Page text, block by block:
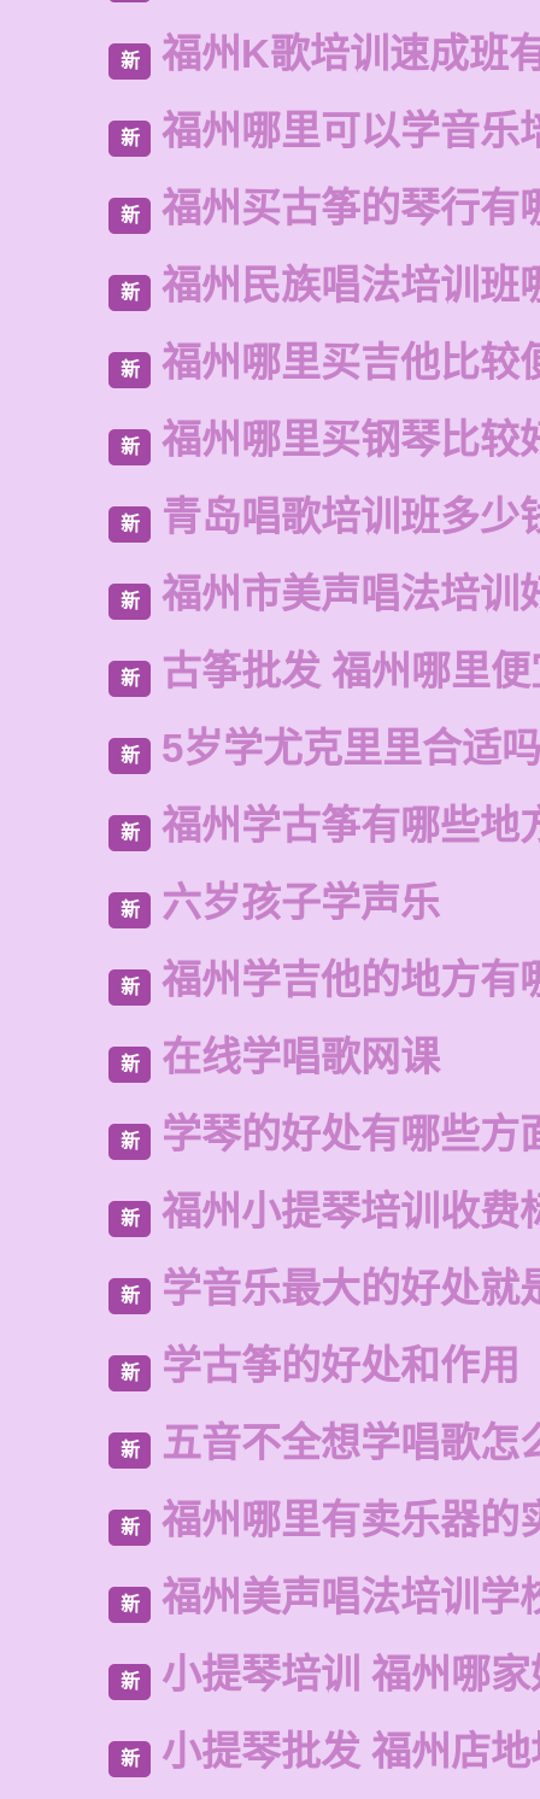
新 福州K歌培训速成班
新 福州哪里可以学音乐
新 福州买古筝的琴行有
新 福州民族唱法培训班
新 福州哪里买吉他比较
新 福州哪里买钢琴比较
新 青岛唱歌培训班多少
新 福州市美声唱法培训
新 古筝批发 福州哪里
新 5岁学尤克里里合适吗
新 福州学古筝有哪些地
新 六岁孩子学声乐
新 福州学吉他的地方有
新 在线学唱歌网课
新 学琴的好处有哪些方
新 福州小提琴培训收费
新 学音乐最大的好处就
新 学古筝的好处和作用
新 五音不全想学唱歌怎
新 福州哪里有卖乐器的
新 福州美声唱法培训学
新 小提琴培训 福州哪
新 小提琴批发 福州店